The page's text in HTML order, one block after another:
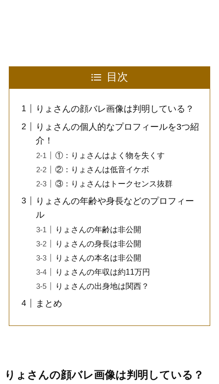
目次
りょさんの顔バレ画像は判明している？
りょさんの個人的なプロフィールを3つ紹
介！
①：りょさんはよく物を失くす
②：りょさんは低音イケボ
③：りょさんはトークセンス抜群
りょさんの年齢や身長などのプロフィー
ル
りょさんの年齢は非公開
りょさんの身長は非公開
りょさんの本名は非公開
りょさんの年収は約11万円
りょさんの出身地は関西？
まとめ
りょさんの顔バレ画像は判明している？